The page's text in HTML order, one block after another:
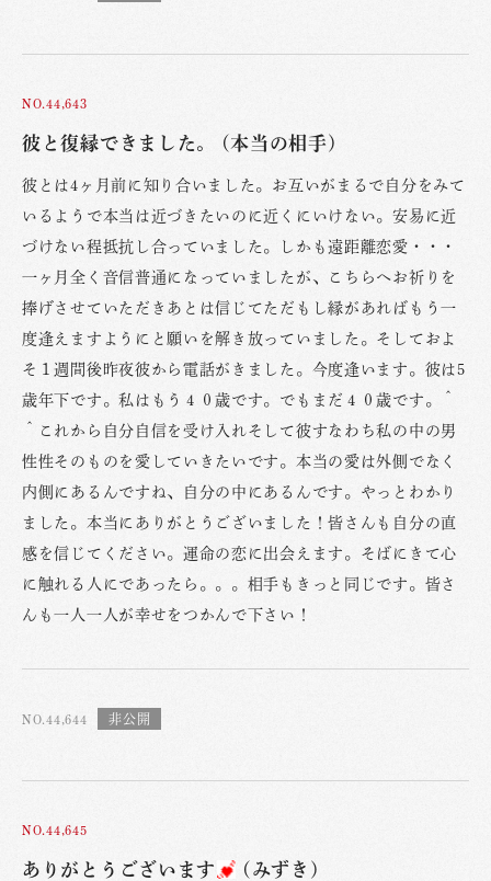
NO.44,643
彼と復縁できました。 (本当の相手)
彼とは4ヶ月前に知り合いました。お互いがまるで自分をみて
いるようで本当は近づきたいのに近くにいけない。安易に近
づけない程抵抗し合っていました。しかも遠距離恋愛・・・
一ヶ月全く音信普通になっていましたが、こちらへお祈りを
捧げさせていただきあとは信じてただもし縁があればもう一
度逢えますようにと願いを解き放っていました。そしておよ
そ１週間後昨夜彼から電話がきました。今度逢います。彼は5
歳年下です。私はもう４０歳です。でもまだ４０歳です。＾
＾これから自分自信を受け入れそして彼すなわち私の中の男
性性そのものを愛していきたいです。本当の愛は外側でなく
内側にあるんですね、自分の中にあるんです。やっとわかり
ました。本当にありがとうございました！皆さんも自分の直
感を信じてください。運命の恋に出会えます。そばにきて心
に触れる人にであったら。。。相手もきっと同じです。皆さ
んも一人一人が幸せをつかんで下さい！
NO.44,644
NO.44,645
ありがとうございます (みずき)